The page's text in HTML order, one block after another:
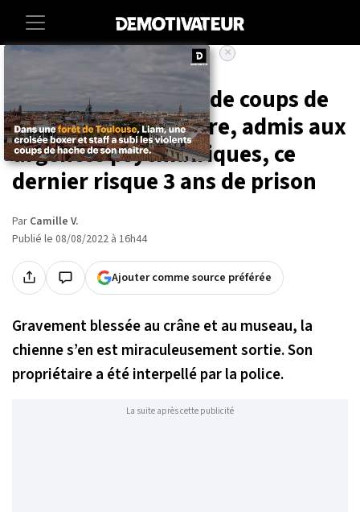
Animaux
Une chienne rouée de coups de
hache par son maître, admis aux
urgences psychiatriques, ce
dernier risque 3 ans de prison
Par Camille V.
Publié le 08/08/2022 à 16h44
Ajouter comme source préférée
×
Gravement blessée au crâne et au museau, la
chienne s’en est miraculeusement sortie. Son
propriétaire a été interpellé par la police.
La suite après cette publicité